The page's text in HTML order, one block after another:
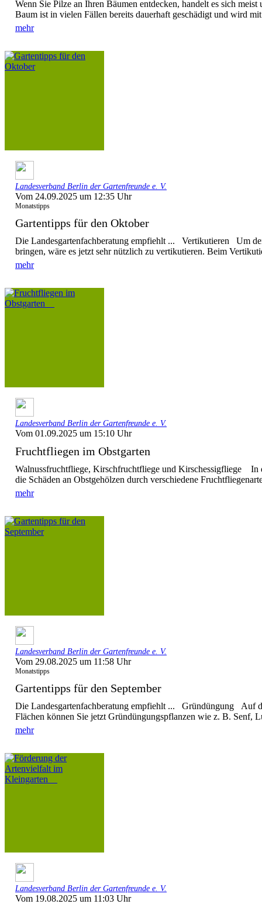
Wenn Sie Pilze an Ihren Bäumen entdecken, handelt es sich meist
Baum ist in vielen Fällen bereits dauerhaft geschädigt und wird
mehr
Landesverband Berlin der Gartenfreunde e. V.
Vom 24.09.2025 um 12:35 Uhr
Monatstipps
Gartentipps für den Oktober
Die Landesgartenfachberatung empfiehlt ... Vertikutieren Um
bringen, wäre es jetzt sehr nützlich zu vertikutieren. Beim
mehr
Landesverband Berlin der Gartenfreunde e. V.
Vom 01.09.2025 um 15:10 Uhr
Fruchtfliegen im Obstgarten
Walnussfruchtfliege, Kirschfruchtfliege und Kirschessigfliege In
die Schäden an Obstgehölzen durch verschiedene
mehr
Landesverband Berlin der Gartenfreunde e. V.
Vom 29.08.2025 um 11:58 Uhr
Monatstipps
Gartentipps für den September
Die Landesgartenfachberatung empfiehlt ... Gründüngung Auf
Flächen können Sie jetzt Gründüngungspflanzen wie z. B. Senf,
mehr
Landesverband Berlin der Gartenfreunde e. V.
Vom 19.08.2025 um 11:03 Uhr